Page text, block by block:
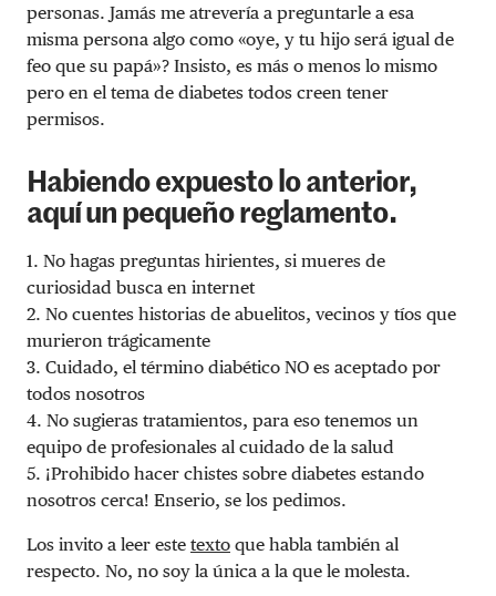
personas. Jamás me atrevería a preguntarle a esa
misma persona algo como «oye, y tu hijo será igual de
feo que su papá»? Insisto, es más o menos lo mismo
pero en el tema de diabetes todos creen tener
permisos.
Habiendo expuesto lo anterior,
aquí un pequeño reglamento.
1. No hagas preguntas hirientes, si mueres de
curiosidad busca en internet
2. No cuentes historias de abuelitos, vecinos y tíos que
murieron trágicamente
3. Cuidado, el término diabético NO es aceptado por
todos nosotros
4. No sugieras tratamientos, para eso tenemos un
equipo de profesionales al cuidado de la salud
5. ¡Prohibido hacer chistes sobre diabetes estando
nosotros cerca! Enserio, se los pedimos.
Los invito a leer este texto que habla también al
respecto. No, no soy la única a la que le molesta.